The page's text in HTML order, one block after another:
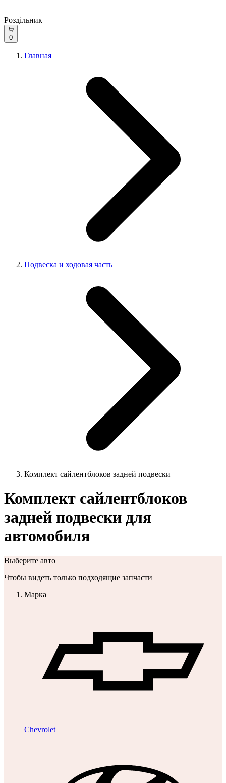
Роздільник
0
Главная
Подвеска и ходовая часть
Комплект сайлентблоков задней подвески
Комплект сайлентблоков
задней подвески для
автомобиля
Выберите авто
Чтобы видеть только подходящие запчасти
Марка
Chevrolet